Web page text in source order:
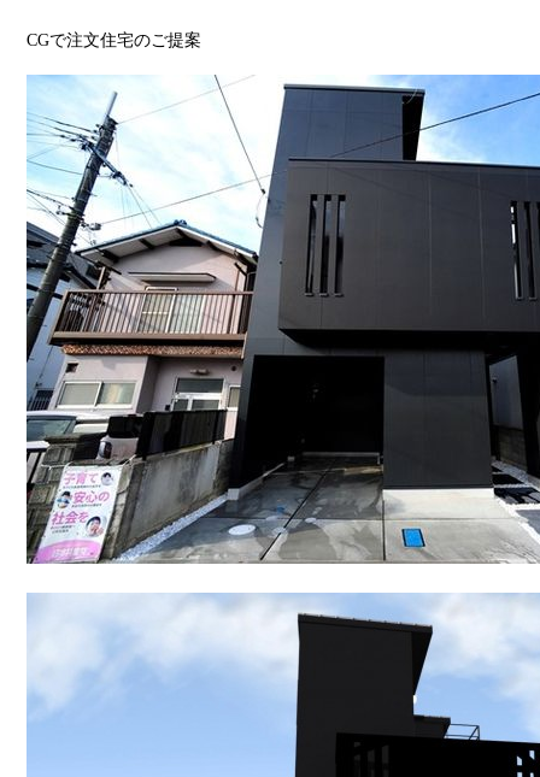
CGで注文住宅のご提案